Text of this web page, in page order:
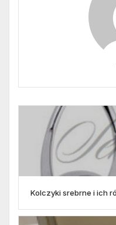
Kolczyki srebrne i ich